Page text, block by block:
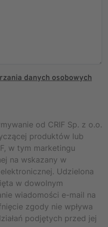
danych osobowych
od CRIF Sp. z o.o.
produktów lub
w tym marketingu
na wskazany w
Udzielona
w dowolnym
wiadomości e-mail na
zgody nie wpływa
podjętych przed jej